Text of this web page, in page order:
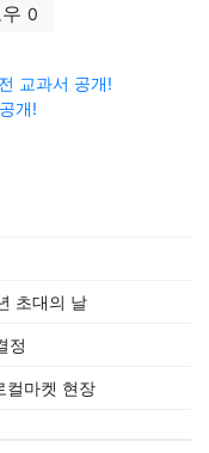
0
교과서 공개!
개!
초대의 날
정
컬마켓 현장